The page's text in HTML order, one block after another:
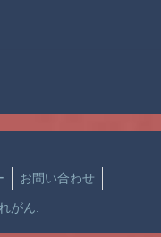
お問い合わせ
がん.